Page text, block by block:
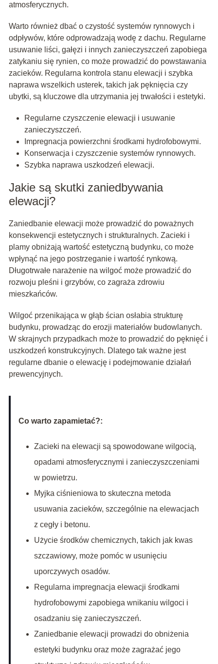
atmosferycznych.
Warto również dbać o czystość systemów rynnowych i
odpływów, które odprowadzają wodę z dachu. Regularne
usuwanie liści, gałęzi i innych zanieczyszczeń zapobiega
zatykaniu się rynien, co może prowadzić do powstawania
zacieków. Regularna kontrola stanu elewacji i szybka
naprawa wszelkich usterek, takich jak pęknięcia czy
ubytki, są kluczowe dla utrzymania jej trwałości i estetyki.
Regularne czyszczenie elewacji i usuwanie
zanieczyszczeń.
Impregnacja powierzchni środkami hydrofobowymi.
Konserwacja i czyszczenie systemów rynnowych.
Szybka naprawa uszkodzeń elewacji.
Jakie są skutki zaniedbywania
elewacji?
Zaniedbanie elewacji może prowadzić do poważnych
konsekwencji estetycznych i strukturalnych. Zacieki i
plamy obniżają wartość estetyczną budynku, co może
wpłynąć na jego postrzeganie i wartość rynkową.
Długotrwałe narażenie na wilgoć może prowadzić do
rozwoju pleśni i grzybów, co zagraża zdrowiu
mieszkańców.
Wilgoć przenikająca w głąb ścian osłabia strukturę
budynku, prowadząc do erozji materiałów budowlanych.
W skrajnych przypadkach może to prowadzić do pęknięć i
uszkodzeń konstrukcyjnych. Dlatego tak ważne jest
regularne dbanie o elewację i podejmowanie działań
prewencyjnych.
Co warto zapamietać?:
Zacieki na elewacji są spowodowane wilgocią,
opadami atmosferycznymi i zanieczyszczeniami
w powietrzu.
Myjka ciśnieniowa to skuteczna metoda
usuwania zacieków, szczególnie na elewacjach
z cegły i betonu.
Użycie środków chemicznych, takich jak kwas
szczawiowy, może pomóc w usunięciu
uporczywych osadów.
Regularna impregnacja elewacji środkami
hydrofobowymi zapobiega wnikaniu wilgoci i
osadzaniu się zanieczyszczeń.
Zaniedbanie elewacji prowadzi do obniżenia
estetyki budynku oraz może zagrażać jego